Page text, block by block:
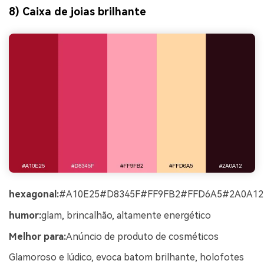
8) Caixa de joias brilhante
hexagonal:#A10E25#D8345F#FF9FB2#FFD6A5#2A0A12
humor:glam, brincalhão, altamente energético
Melhor para:Anúncio de produto de cosméticos
Glamoroso e lúdico, evoca batom brilhante, holofotes